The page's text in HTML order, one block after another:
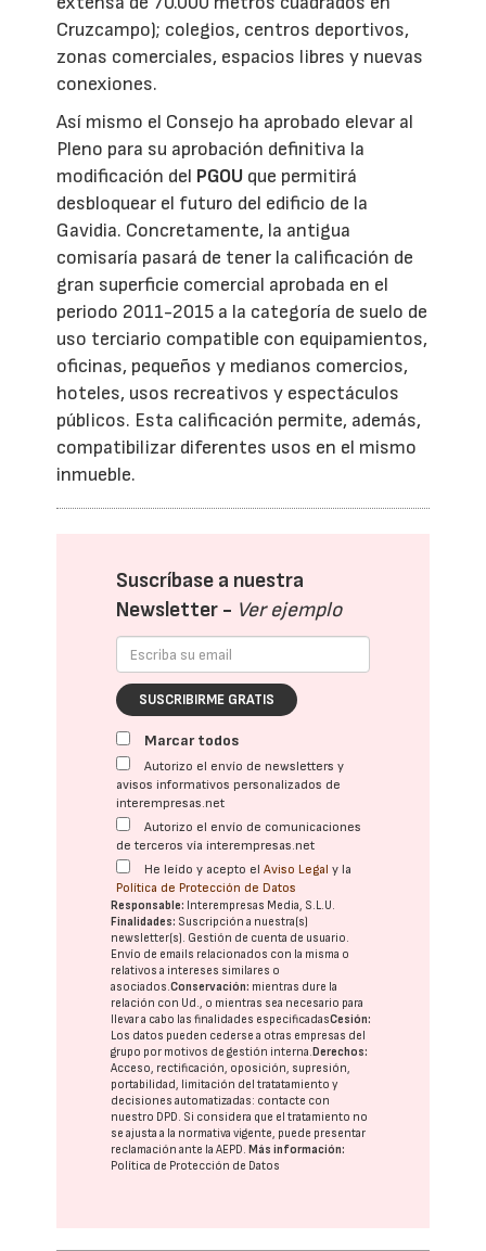
Cruzcampo); colegios, centros deportivos,
zonas comerciales, espacios libres y nuevas
conexiones.
Así mismo el Consejo ha aprobado elevar al
Pleno para su aprobación definitiva la
modificación del PGOU que permitirá
desbloquear el futuro del edificio de la
Gavidia. Concretamente, la antigua
comisaría pasará de tener la calificación de
gran superficie comercial aprobada en el
periodo 2011-2015 a la categoría de suelo de
uso terciario compatible con equipamientos,
oficinas, pequeños y medianos comercios,
hoteles, usos recreativos y espectáculos
públicos. Esta calificación permite, además,
compatibilizar diferentes usos en el mismo
inmueble.
Suscríbase a nuestra
Newsletter - Ver ejemplo
SUSCRIBIRME GRATIS
Marcar todos
Autorizo el envío de newsletters y
avisos informativos personalizados de
interempresas.net
Autorizo el envío de comunicaciones
de terceros vía interempresas.net
He leído y acepto elAviso Legal y la
Política de Protección de Datos
Responsable: Interempresas Media, S.L.U.
Finalidades: Suscripción a nuestra(s)
newsletter(s). Gestión de cuenta de usuario.
Envío de emails relacionados con la misma o
relativos a intereses similares o
asociados.Conservación: mientras dure la
relación con Ud., o mientras sea necesario para
llevar a cabo las finalidades especificadasCesión:
Los datos pueden cederse a otras empresas del
grupo por motivos de gestión interna. Derechos:
Acceso, rectificación, oposición, supresión,
portabilidad, limitación del tratatamiento y
decisiones automatizadas: contacte con
nuestro DPD. Si considera que el tratamiento no
se ajusta a la normativa vigente, puede presentar
reclamación ante laAEPD. Más información:
Política de Protección de Datos